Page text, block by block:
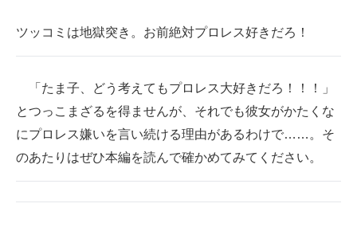
ツッコミは地獄突き。お前絶対プロレス好きだろ！
「たま子、どう考えてもプロレス大好きだろ！！！」
とつっこまざるを得ませんが、それでも彼女がかたくな
にプロレス嫌いを言い続ける理由があるわけで……。そ
のあたりはぜひ本編を読んで確かめてみてください。